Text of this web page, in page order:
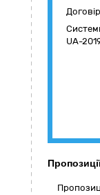
UA-